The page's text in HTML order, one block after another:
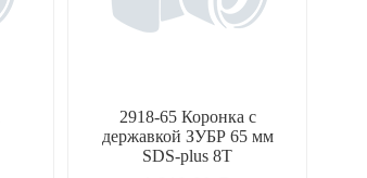
2918-65 Коронка c
державкой ЗУБР 65 мм
SDS-plus 8Т